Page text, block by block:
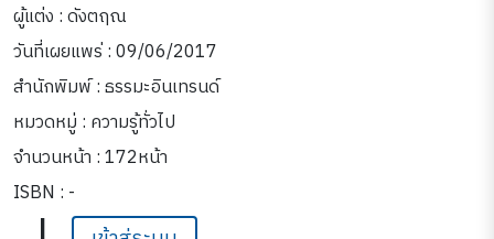
ผู้แต่ง : ดังตฤณ
วันที่เผยแพร่ : 09/06/2017
สำนักพิมพ์ : ธรรมะอินเทรนด์
หมวดหมู่ : ความรู้ทั่วไป
จำนวนหน้า : 172หน้า
ISBN : -